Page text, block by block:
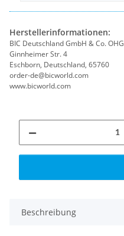
Herstellerinformationen:
BIC Deutschland GmbH & Co. OHG
Ginnheimer Str. 4
Eschborn, Deutschland, 65760
order-de@bicworld.com
www.bicworld.com
Beschreibung